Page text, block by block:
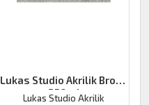
Lukas Studio Akrilik Bronz
250ml
Lukas Studio Akrilik